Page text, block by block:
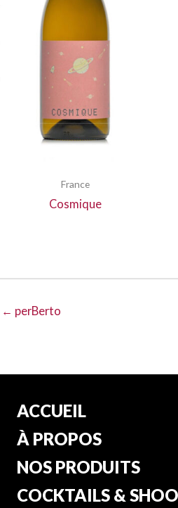
France
Cosmique
← perBerto
ACCUEIL
À PROPOS
NOS PRODUITS
COCKTAILS &